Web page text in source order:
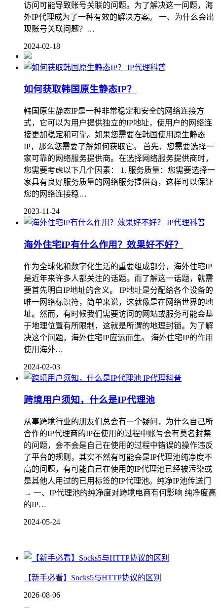
访问可能导致账号关联的问题。为了解决这一问题，海
外IP代理成为了一种有效的解决方案。 一、为什么会出
现账号关联问题？…
2024-02-18
IP代理科普
如何获取韩国原生静态IP？
韩国原生静态IP是一种非常稳定和安全的网络连接方
式，它可以为用户提供独立的IP地址，使用户的网络连
接更加稳定和可靠。如果您需要在韩国使用原生静态
IP，那么您需要了解如何获取它。 首先，您需要选择一
家可靠的网络服务提供商。在选择网络服务提供商时，
您需要考虑以下几个因素： 1. 服务质量：您需要选择一
家具有良好服务质量的网络服务提供商，这样可以保证
您的网络连接稳…
2023-11-24
IP代理科普
海外住宅IP有什么作用？效果好不好？
作为全球化和数字化生活的重要组成部分，海外住宅IP
是近年来许多人都关注的话题。而了解这一话题，就需
要首先明白IP地址的含义。 IP地址是分配给各个设备的
唯一网络标识符，简单来说，这就像是在网络世界的地
址。然而，有时候我们需要访问的网站或服务可能会基
于地理位置有所限制，这就是所谓的地理封锁。为了解
决这个问题，海外住宅IP应运而生。 海外住宅IP的作用
使用海外…
2024-02-03
IP代理科普
跨境用户须知，什么是IP代理池
从事跨境行业的朋友们总会有一个疑问，为什么自己所
合作的IP代理商的IP在使用的过程中账号会有莫名封禁
的问题，会不会是自己在使用的过程中错误的操作违反
了平台的规则，其实不然有可能会是IP代理池纯净度不
高的问题，有可能自己在使用的IP代理池已经被污染或
是其他人用过的已用标签的IP代理池。纯净IP池传送门
→ 一、IP代理池的纯净度对跨境电商有何影响 纯净度高
的IP…
2024-05-24
【新手必看】Socks5与HTTP协议的区别
2026-08-06